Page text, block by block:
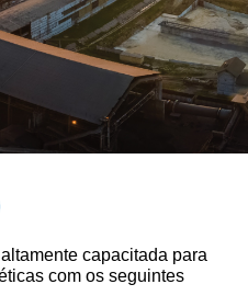
capacitada para
com os seguintes